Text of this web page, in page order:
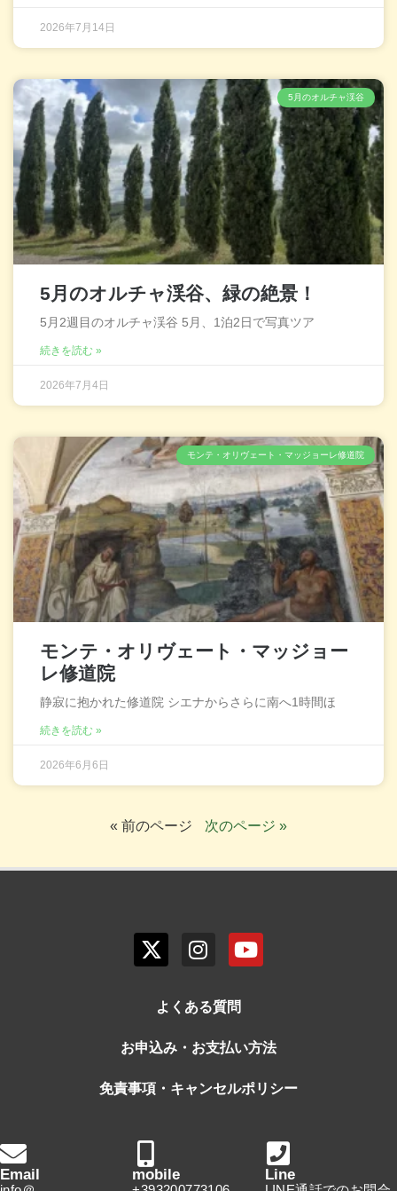
2026年7月14日
5月のオルチャ渓谷
5月のオルチャ渓谷、緑の絶景！
5月2週目のオルチャ渓谷 5月、1泊2日で写真ツア
続きを読む »
2026年7月4日
モンテ・オリヴェート・マッジョーレ修道院
モンテ・オリヴェート・マッジョー
レ修道院
静寂に抱かれた修道院 シエナからさらに南へ1時間ほ
続きを読む »
2026年6月6日
« 前のページ 次のページ »
よくある質問
お申込み・お支払い方法
免責事項・キャンセルポリシー
Email mobile Line